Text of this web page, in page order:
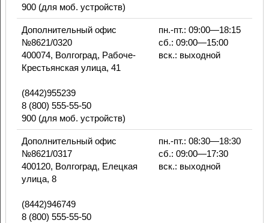
900 (для моб. устройств)
Дополнительный офис
№8621/0320
400074, Волгоград, Рабоче-
Крестьянская улица, 41
(8442)955239
8 (800) 555-55-50
900 (для моб. устройств)
пн.-пт.: 09:00—18:15
сб.: 09:00—15:00
вск.: выходной
Дополнительный офис
№8621/0317
400120, Волгоград, Елецкая
улица, 8
(8442)946749
8 (800) 555-55-50
пн.-пт.: 08:30—18:30
сб.: 09:00—17:30
вск.: выходной